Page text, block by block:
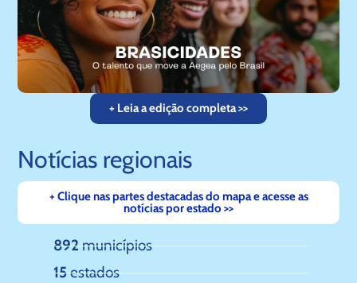
+ Leia a edição completa >>
Notícias regionais
+ Clique nas partes destacadas do mapa e acesse as
notícias por estado >>
892municípios
15estados